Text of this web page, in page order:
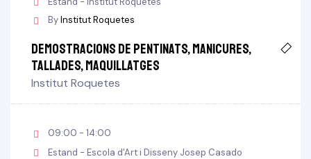
ByInstitut Roquetes
Demostracions de pentinats, manicures,
tallades, maquillatges
Institut Roquetes
09:00 - 14:00
Estand - Escola d'Art i Disseny Josep Casado